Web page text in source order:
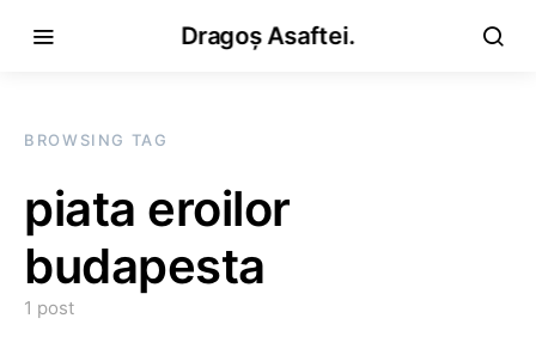
Dragoș Asaftei.
BROWSING TAG
piata eroilor
budapesta
1 post